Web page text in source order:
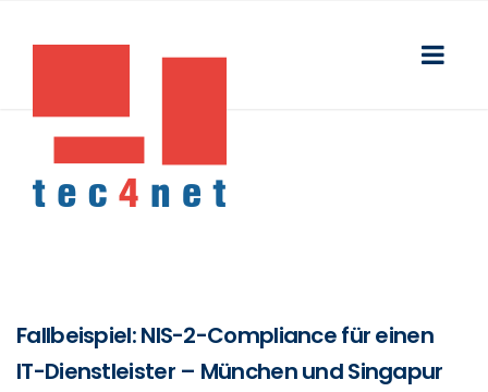
Fallbeispiel: NIS-2-Compliance für einen
IT-Dienstleister – München und Singapur